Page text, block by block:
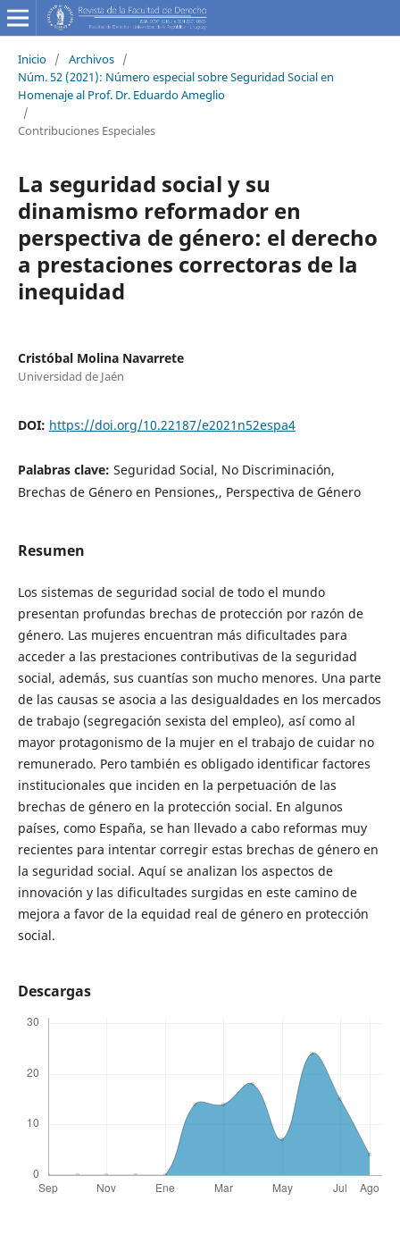
Inicio / Archivos /
Núm. 52 (2021): Número especial sobre Seguridad Social en
Homenaje al Prof. Dr. Eduardo Ameglio
/
Contribuciones Especiales
La seguridad social y su
dinamismo reformador en
perspectiva de género: el derecho
a prestaciones correctoras de la
inequidad
Cristóbal Molina Navarrete
Universidad de Jaén
DOI: https://doi.org/10.22187/e2021n52espa4
Palabras clave: Seguridad Social, No Discriminación,
Brechas de Género en Pensiones,, Perspectiva de Género
Resumen
Los sistemas de seguridad social de todo el mundo
presentan profundas brechas de protección por razón de
género. Las mujeres encuentran más dificultades para
acceder a las prestaciones contributivas de la seguridad
social, además, sus cuantías son mucho menores. Una parte
de las causas se asocia a las desigualdades en los mercados
de trabajo (segregación sexista del empleo), así como al
mayor protagonismo de la mujer en el trabajo de cuidar no
remunerado. Pero también es obligado identificar factores
institucionales que inciden en la perpetuación de las
brechas de género en la protección social. En algunos
países, como España, se han llevado a cabo reformas muy
recientes para intentar corregir estas brechas de género en
la seguridad social. Aquí se analizan los aspectos de
innovación y las dificultades surgidas en este camino de
mejora a favor de la equidad real de género en protección
social.
Descargas